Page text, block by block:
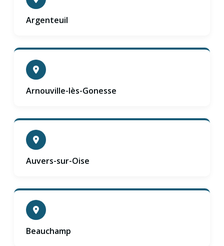
Argenteuil
Arnouville-lès-Gonesse
Auvers-sur-Oise
Beauchamp